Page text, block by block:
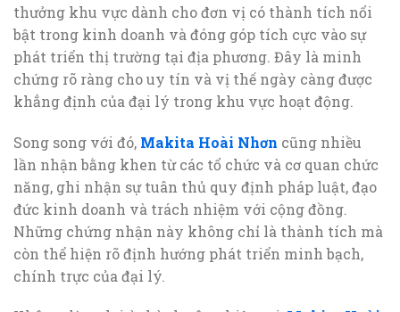
thưởng khu vực dành cho đơn vị có thành tích nổi
bật trong kinh doanh và đóng góp tích cực vào sự
phát triển thị trường tại địa phương. Đây là minh
chứng rõ ràng cho uy tín và vị thế ngày càng được
khẳng định của đại lý trong khu vực hoạt động.
Song song với đó, Makita Hoài Nhơn cũng nhiều
lần nhận bằng khen từ các tổ chức và cơ quan chức
năng, ghi nhận sự tuân thủ quy định pháp luật, đạo
đức kinh doanh và trách nhiệm với cộng đồng.
Những chứng nhận này không chỉ là thành tích mà
còn thể hiện rõ định hướng phát triển minh bạch,
chính trực của đại lý.